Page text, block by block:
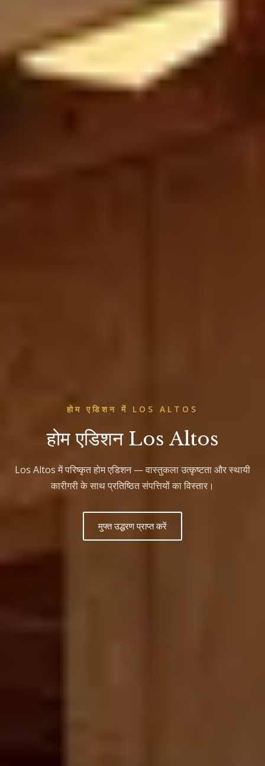
होम एडिशन में LOS ALTOS
होम एडिशन Los Altos
Los Altos में परिष्कृत होम एडिशन — वास्तुकला उत्कृष्टता और स्थायी
कारीगरी के साथ प्रतिष्ठित संपत्तियों का विस्तार।
मुफ्त उद्धरण प्राप्त करें